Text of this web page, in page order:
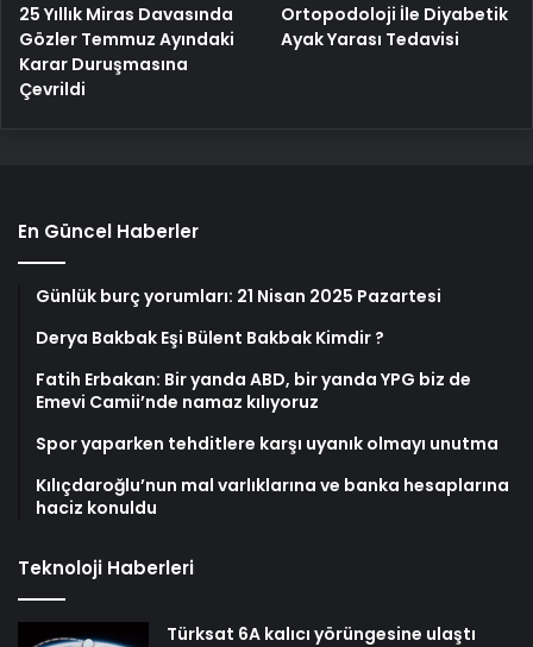
25 Yıllık Miras Davasında
Gözler Temmuz Ayındaki
Karar Duruşmasına
Çevrildi
Ortopodoloji İle Diyabetik
Ayak Yarası Tedavisi
En Güncel Haberler
Günlük burç yorumları: 21 Nisan 2025 Pazartesi
Derya Bakbak Eşi Bülent Bakbak Kimdir ?
Fatih Erbakan: Bir yanda ABD, bir yanda YPG biz de
Emevi Camii’nde namaz kılıyoruz
Spor yaparken tehditlere karşı uyanık olmayı unutma
Kılıçdaroğlu’nun mal varlıklarına ve banka hesaplarına
haciz konuldu
Teknoloji Haberleri
Türksat 6A kalıcı yörüngesine ulaştı